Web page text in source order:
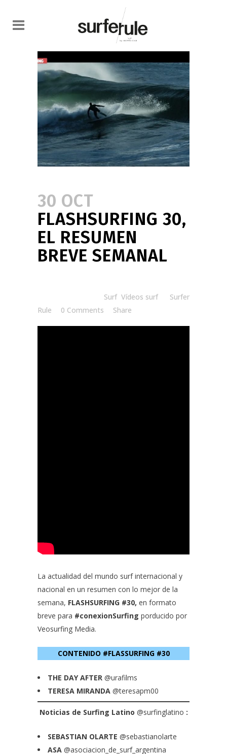
30 OCT
FLASHSURFING 30,
EL RESUMEN
BREVE SEMANAL
Surf Vídeos surf
Surfer
Rule
0 Comments Share
La actualidad del mundo surf internacional y
nacional en un resumen con lo mejor de la
semana, FLASHSURFING #30, en formato
breve para #conexionSurfing porducido por
Veosurfing Media.
CONTENIDO #FLASSURFING #30
THE DAY AFTER @urafilms
TERESA MIRANDA @teresapm00
Noticias de Surfing Latino @surfinglatino :
SEBASTIAN OLARTE @sebastianolarte
ASA @asociacion_de_surf_argentina